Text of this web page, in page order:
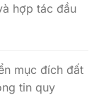
hợp tác đầu
mục đích đất
tin quy